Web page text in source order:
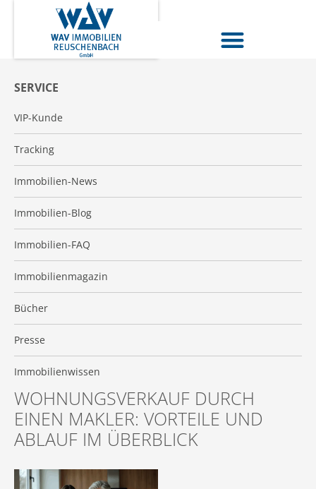
SERVICE
VIP-Kunde
Tracking
Immobilien-News
Immobilien-Blog
Immobilien-FAQ
Immobilienmagazin
Bücher
Presse
Immobilienwissen
WOHNUNGSVERKAUF DURCH
EINEN MAKLER: VORTEILE UND
ABLAUF IM ÜBERBLICK